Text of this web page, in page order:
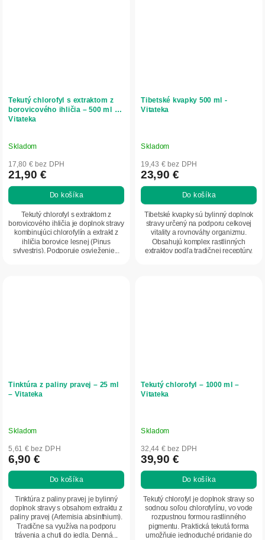
Tekutý chlorofyl s extraktom z
borovicového ihličia – 500 ml –
Vitateka
Skladom
17,80 € bez DPH
21,90 €
Do košíka
Tekutý chlorofyl s extraktom z
borovicového ihličia je doplnok stravy
kombinujúci chlorofylín a extrakt z
ihličia borovice lesnej (Pinus
sylvestris). Podporuje osvieženie...
Tibetské kvapky 500 ml -
Vitateka
Skladom
19,43 € bez DPH
23,90 €
Do košíka
Tibetské kvapky sú bylinný doplnok
stravy určený na podporu celkovej
vitality a rovnováhy organizmu.
Obsahujú komplex rastlinných
extraktov podľa tradičnej receptúry.
Tinktúra z paliny pravej – 25 ml
– Vitateka
Skladom
5,61 € bez DPH
6,90 €
Do košíka
Tinktúra z paliny pravej je bylinný
doplnok stravy s obsahom extraktu z
paliny pravej (Artemisia absinthium).
Tradične sa využíva na podporu
trávenia a chuti do jedla. Denná...
Tekutý chlorofyl – 1000 ml –
Vitateka
Skladom
32,44 € bez DPH
39,90 €
Do košíka
Tekutý chlorofyl je doplnok stravy so
sodnou soľou chlorofylínu, vo vode
rozpustnou formou rastlinného
pigmentu. Praktická tekutá forma
umožňuje jednoduché pridanie do